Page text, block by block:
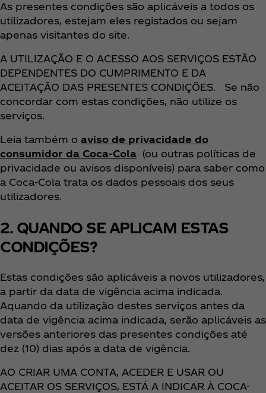
As presentes condições são aplicáveis a todos os
utilizadores, estejam eles registados ou sejam
apenas visitantes do site.
A UTILIZAÇÃO E O ACESSO AOS SERVIÇOS ESTÃO
DEPENDENTES DO CUMPRIMENTO E DA
ACEITAÇÃO DAS PRESENTES CONDIÇÕES. Se não
concordar com estas condições, não utilize os
serviços.
Leia também o aviso de privacidade do
consumidor da Coca‑Cola (ou outras políticas de
privacidade ou avisos disponíveis) para saber como
a Coca‑Cola trata os dados pessoais dos seus
utilizadores.
2. QUANDO SE APLICAM ESTAS
CONDIÇÕES?
Estas condições são aplicáveis a novos utilizadores,
a partir da data de vigência acima indicada.
Aquando da utilização destes serviços antes da
data de vigência acima indicada, serão aplicáveis as
versões anteriores das presentes condições até
dez (10) dias após a data de vigência.
AO CRIAR UMA CONTA, ACEDER E USAR OU
ACEITAR OS SERVIÇOS, ESTÁ A INDICAR À COCA-